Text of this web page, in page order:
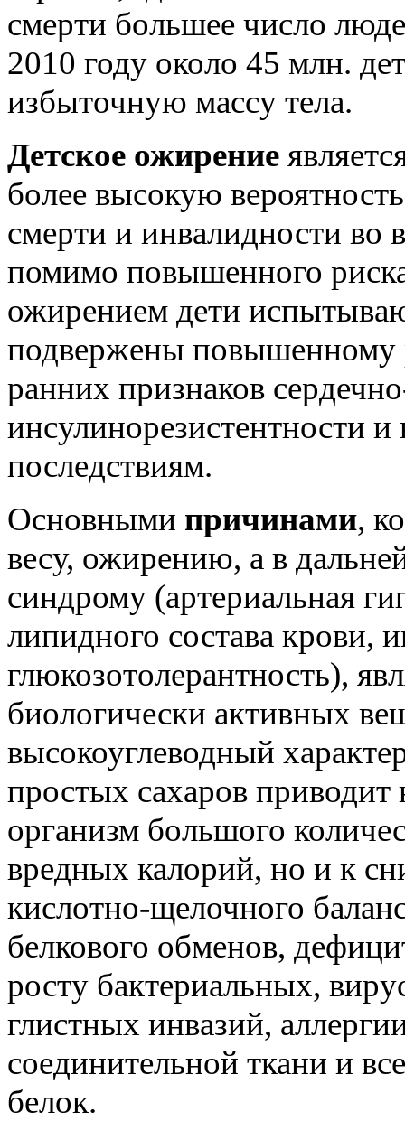
смерти большее число
2010 году около 45 млн.
избыточную массу тела.
Детское ожирение
более высокую
смерти и инвалидности во
помимо повышенного
ожирением дети
подвержены повышенному
ранних признаков
инсулинорезистентности
последствиям.
Основными причинами,
весу, ожирению, а в
синдрому (артериальная
липидного состава крови,
глюкозотолерантность),
биологически активных
высокоуглеводный
простых сахаров
организм большого
вредных калорий, но и к
кислотно-щелочного
белкового обменов,
росту бактериальных,
глистных инвазий,
соединительной ткани и
белок.